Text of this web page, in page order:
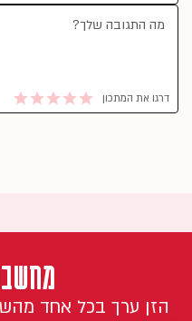
דרגו את המתכון
הזן ערך בכל אחד